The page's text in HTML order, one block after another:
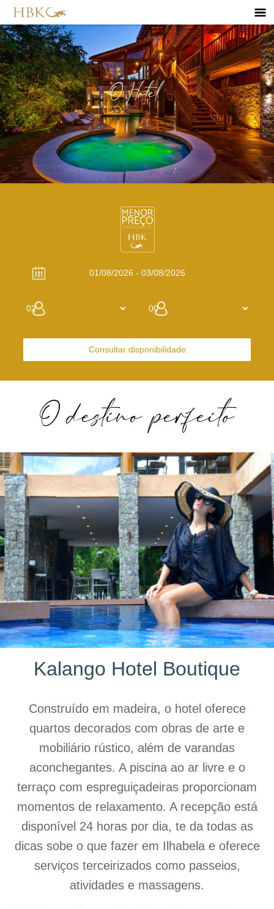
O Hotel
Consultar disponibilidade
O destino perfeito
Kalango Hotel Boutique
Construído em madeira, o hotel oferece
quartos decorados com obras de arte e
mobiliário rústico, além de varandas
aconchegantes. A piscina ao ar livre e o
terraço com espreguiçadeiras proporcionam
momentos de relaxamento. A recepção está
disponível 24 horas por dia, te da todas as
dicas sobe o que fazer em Ilhabela e oferece
serviços terceirizados como passeios,
atividades e massagens.